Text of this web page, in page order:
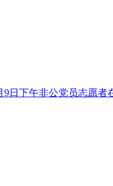
日下午非公党员志愿